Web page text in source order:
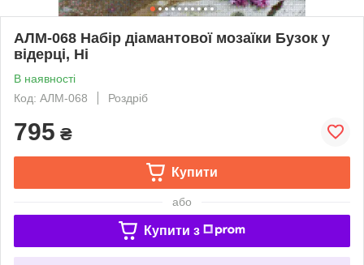
АЛМ-068 Набір діамантової мозаїки Бузок у
відерці, Ні
В наявності
Код: АЛМ-068
Роздріб
795 ₴
Купити
або
Купити з